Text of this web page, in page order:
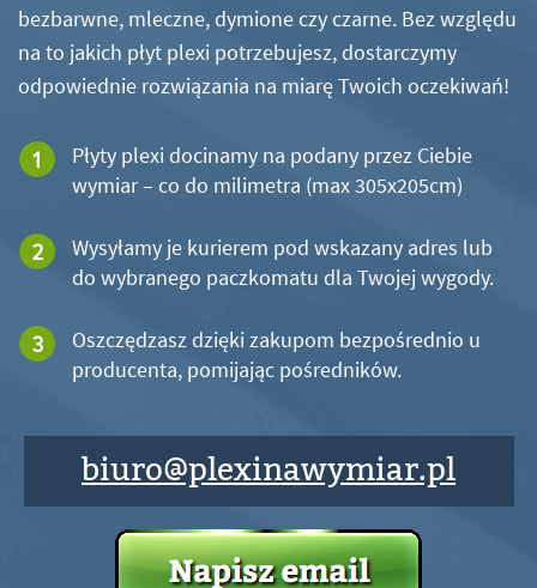
bezbarwne, mleczne, dymione czy czarne. Bez względu
na to jakich płyt plexi potrzebujesz, dostarczymy
odpowiednie rozwiązania na miarę Twoich oczekiwań!
Płyty plexi docinamy na podany przez Ciebie
wymiar – co do milimetra (max 305x205cm)
Wysyłamy je kurierem pod wskazany adres lub
do wybranego paczkomatu dla Twojej wygody.
Oszczędzasz dzięki zakupom bezpośrednio u
producenta, pomijając pośredników.
biuro@plexinawymiar.pl